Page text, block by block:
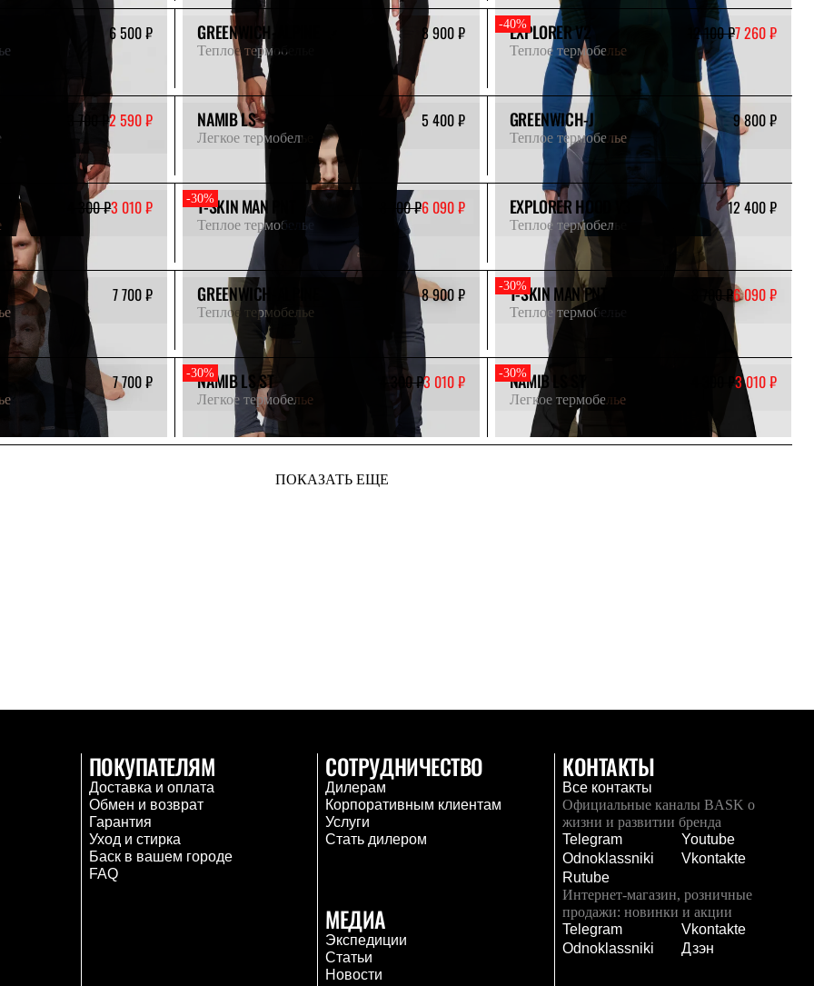
6 500 ₽ GREENWICH-ALPINE
Теплое термобелье
8 900 ₽ -40%
EXPLORER V2
Теплое термобелье
12 100 ₽7 260 ₽
3 700 ₽2 590 ₽ NAMIB LS
Легкое термобелье
5 400 ₽ GREENWICH-J
Теплое термобелье
9 800 ₽
4 300 ₽3 010 ₽ -30%
T-SKIN MAN PNT
Теплое термобелье
8 700 ₽6 090 ₽ EXPLORER HOOD V3
Теплое термобелье
12 400 ₽
7 700 ₽ GREENWICH-ALPINE
Теплое термобелье
8 900 ₽ -30%
T-SKIN MAN PNT
Теплое термобелье
8 700 ₽6 090 ₽
7 700 ₽ -30%
NAMIB LS ST
Легкое термобелье
4 300 ₽3 010 ₽ -30%
NAMIB LS ST
Легкое термобелье
3 010 ₽
ПОКАЗАТЬ ЕЩЕ
ПОКУПАТЕЛЯМ
Доставка и оплата
Обмен и возврат
Гарантия
Уход и стирка
Баск в вашем городе
FAQ
СОТРУДНИЧЕСТВО
Дилерам
Корпоративным клиентам
Услуги
Стать дилером
МЕДИА
Экспедиции
Статьи
Новости
КОНТАКТЫ
Все контакты
Официальные каналы BASK о
жизни и развитии бренда
Telegram
Youtube
Odnoklassniki
Vkontakte
Rutube
Интернет-магазин, розничные
продажи: новинки и акции
Telegram
Vkontakte
Odnoklassniki
Дзэн